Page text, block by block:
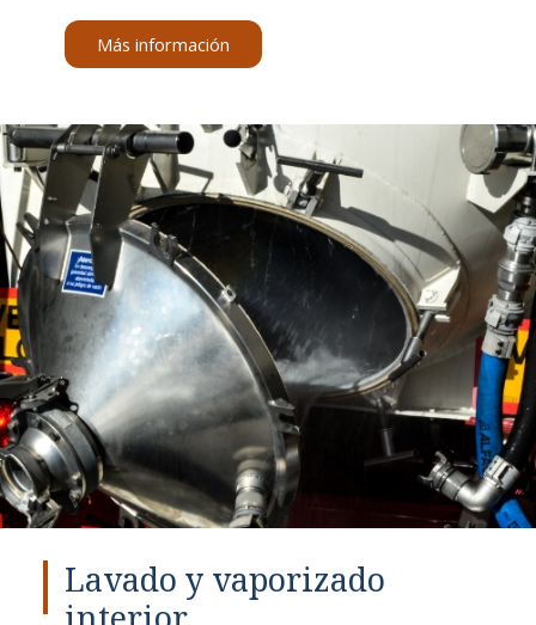
Más información
Lavado y vaporizado